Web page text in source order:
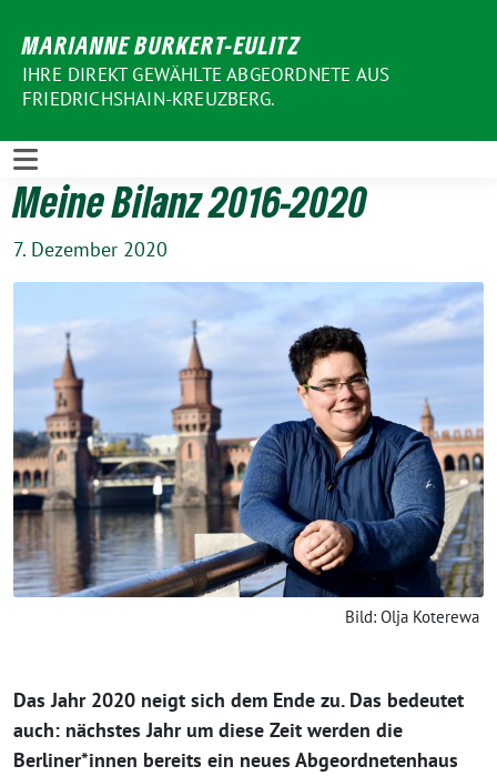
zum
Inhalt
MARIANNE BURKERT-EULITZ
IHRE DIREKT GEWÄHLTE ABGEORDNETE AUS
FRIEDRICHSHAIN-KREUZBERG.
Meine Bilanz 2016-2020
7. Dezember 2020
Bild: Olja Koterewa
Das Jahr 2020 neigt sich dem Ende zu. Das bedeutet
auch: nächstes Jahr um diese Zeit werden die
Berliner*innen bereits ein neues Abgeordnetenhaus